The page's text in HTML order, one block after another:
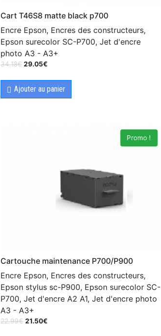
Cart T46S8 matte black p700
Encre Epson, Encres des constructeurs,
Epson surecolor SC-P700, Jet d'encre
photo A3 - A3+
34.18€ 29.05€
Ajouter au panier
Promo !
Cartouche maintenance P700/P900
Encre Epson, Encres des constructeurs,
Epson stylus sc-P900, Epson surecolor SC-
P700, Jet d'encre A2 A1, Jet d'encre photo
A3 - A3+
22.99€ 21.50€